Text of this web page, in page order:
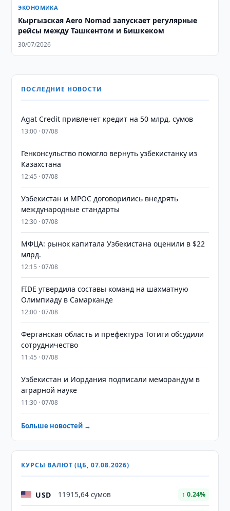
ЭКОНОМИКА
Кыргызская Aero Nomad запускает регулярные
рейсы между Ташкентом и Бишкеком
30/07/2026
ПОСЛЕДНИЕ НОВОСТИ
Agat Credit привлечет кредит на 50 млрд. сумов
13:00 · 07/08
Генконсульство помогло вернуть узбекистанку из
Казахстана
12:45 · 07/08
Узбекистан и MPOC договорились внедрять
международные стандарты
12:30 · 07/08
МФЦА: рынок капитала Узбекистана оценили в $22
млрд.
12:15 · 07/08
FIDE утвердила составы команд на шахматную
Олимпиаду в Самарканде
12:00 · 07/08
Ферганская область и префектура Тотиги обсудили
сотрудничество
11:45 · 07/08
Узбекистан и Иордания подписали меморандум в
аграрной науке
11:30 · 07/08
Больше новостей →
КУРСЫ ВАЛЮТ (ЦБ, 07.08.2026)
USD 11915,64 сумов ↑ 0.24%